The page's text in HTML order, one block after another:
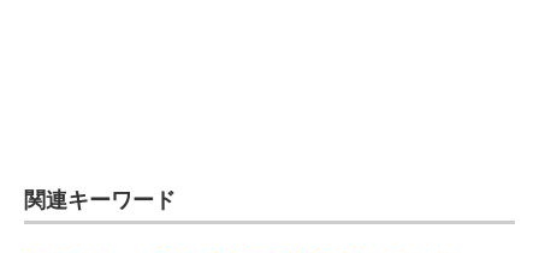
関連キーワード